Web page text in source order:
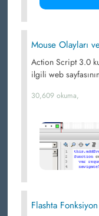
Mouse Olayları
Action Script 3.0
ilgili web
30,609 okuma,
Flashta